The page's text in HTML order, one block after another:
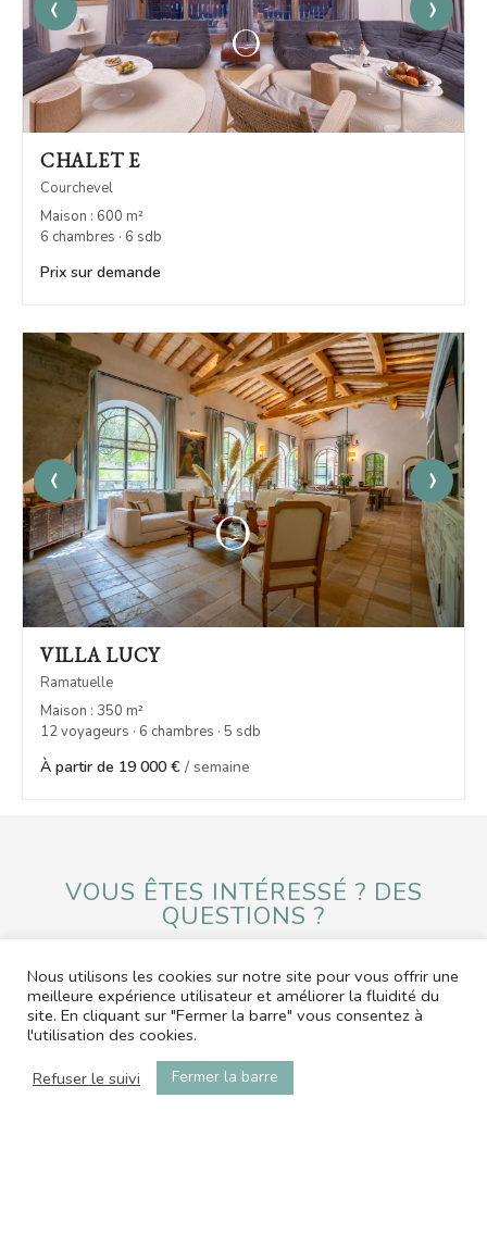
CHALET E
Courchevel
Maison : 600 m²
6 chambres · 6 sdb
Prix sur demande
‹ ›
VILLA LUCY
Ramatuelle
Maison : 350 m²
12 voyageurs · 6 chambres · 5 sdb
À partir de 19 000 € / semaine
VOUS ÊTES INTÉRESSÉ ? DES
QUESTIONS ?
ENVOYER UN MESSAGE
contact@office-by-ap.com
06.01.05.58.79
Nous utilisons les cookies sur notre site pour vous offrir une
meilleure expérience utilisateur et améliorer la fluidité du
site. En cliquant sur "Fermer la barre" vous consentez à
l'utilisation des cookies.
Refuser le suivi
Fermer la barre